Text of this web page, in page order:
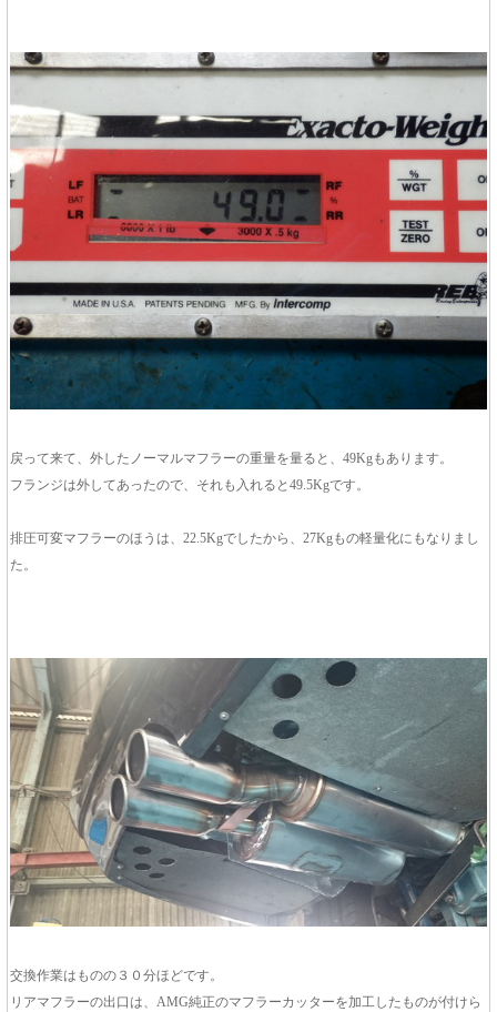
戻って来て、外したノーマルマフラーの重量を量ると、49Kgもあります。
フランジは外してあったので、それも入れると49.5Kgです。
排圧可変マフラーのほうは、22.5Kgでしたから、27Kgもの軽量化にもなりまし
た。
交換作業はものの３０分ほどです。
リアマフラーの出口は、AMG純正のマフラーカッターを加工したものが付けら